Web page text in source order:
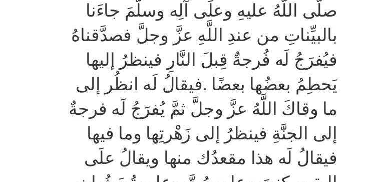
صلَّى اللَّهُ عليهِ وعلَى آلِه وسلَّمَ جاءَنا
بالبيِّناتِ من عندِ اللَّهِ عزَّ وجلَّ فصدَّقناهُ
فيُفرَجُ لَه فُرجةٌ قِبلَ النَّارِ فينظرُ إليها
يَحطِمُ بعضُها بعضًا .فيقالُ لَه انظُر إلى
ما وقاكَ اللَّهُ عزَّ وجلَّ ثمَّ يُفرَجُ لَه فرجةٌ
إلى الجنَّةِ فينظرُ إلى زَهْرتِها وما فيها
فيقالُ لَه هذا مقعدُك منها ويقالُ علَى